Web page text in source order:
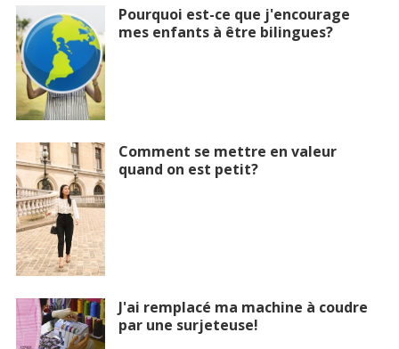
Pourquoi est-ce que j'encourage
mes enfants à être bilingues?
Comment se mettre en valeur
quand on est petit?
J'ai remplacé ma machine à coudre
par une surjeteuse!